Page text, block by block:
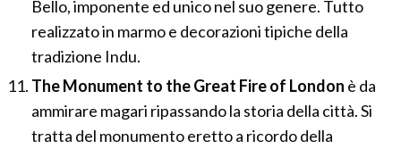
Bello, imponente ed unico nel suo genere. Tutto
realizzato in marmo e decorazioni tipiche della
tradizione Indu.
The Monument to the Great Fire of London è da
ammirare magari ripassando la storia della città. Si
tratta del monumento eretto a ricordo della